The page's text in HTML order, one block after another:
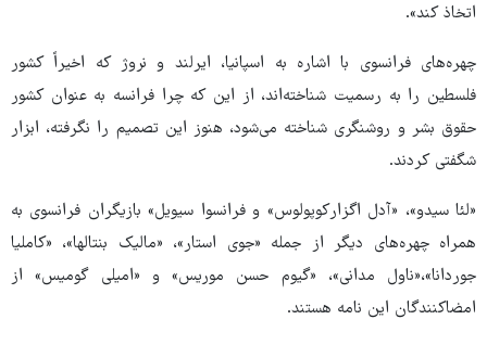
اتخاذ کند».
چهره‌های فرانسوی با اشاره به اسپانیا، ایرلند و نروژ که اخیراً کشور
فلسطین را به رسمیت شناخته‌اند، از این که چرا فرانسه به عنوان کشور
حقوق بشر و روشنگری شناخته می‌شود، هنوز این تصمیم را نگرفته، ابزار
شگفتی کردند.
«لئا سیدو»، «آدل اگزارکوپولوس» و فرانسوا سیویل» بازیگران فرانسوی به
همراه چهره‌های دیگر از جمله «جوی استار»، «مالیک بنتالها»، «کاملیا
جوردانا»،«ناول مدانی»، «گیوم حسن موریس» و «امیلی گومیس» از
امضاکنندگان این نامه هستند.